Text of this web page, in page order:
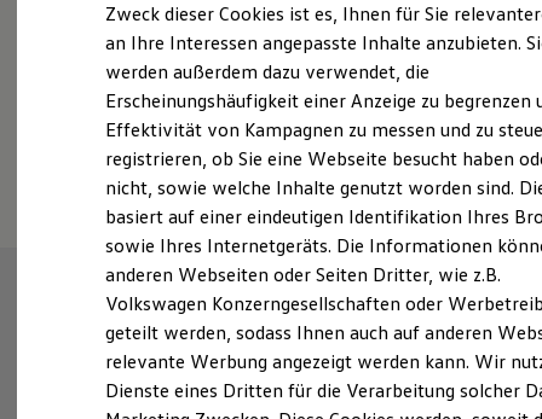
Laden
Laden unterwegs
Laden Zuhause
Ladezeitensimulator
Batterie
Sicherheit
Garantie und Lebensdauer
Nachhaltigkeit
Technologie
Kosten und Kauf
Verbrauchskosten
Kaufoptionen
E-Auto-Förderung
Software und Konnektivität
Die ID. Software 6
ID. Software Versionen und Updates
Digitale Extras
Schnittstellen zu Ihrem ID.
Fahrzeugangebot anfordern
Serviceanfrage stellen
Zweck dieser Cookies ist es, Ihnen für Sie
an Ihre Interessen angepasste Inhalte anzubieten.
werden außerdem dazu verwendet, die
Erscheinungshäufigkeit einer Anzeige zu begrenzen
Effektivität von Kampagnen zu messen und zu
registrieren, ob Sie eine Webseite besucht haben
nicht, sowie welche Inhalte genutzt worden sind.
basiert auf einer eindeutigen Identifikation Ihres
sowie Ihres Internetgeräts. Die Informationen
anderen Webseiten oder Seiten Dritter, wie z.B.
Volkswagen Konzerngesellschaften oder
geteilt werden, sodass Ihnen auch auf anderen
relevante Werbung angezeigt werden kann. Wir
Dienste eines Dritten für die Verarbeitung solcher